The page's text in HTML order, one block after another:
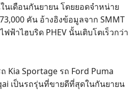
นเดือนกันยายน โดยยอดจำหน่าย
คัน อ้างอิงข้อมูลจาก SMMT
าไฮบริด PHEV นั้นเติบโตเร็วกว่า
Kia Sportage รถ Ford Puma
เป็นรถรุ่นที่ขายดีที่สุดในกันยายน